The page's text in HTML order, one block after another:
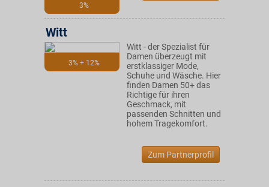
3%
3% + 12%
Witt
Witt - der Spezialist für
Damen überzeugt mit
erstklassiger Mode,
Schuhe und Wäsche. Hier
finden Damen 50+ das
Richtige für ihren
Geschmack, mit
passenden Schnitten und
hohem Tragekomfort.
Zum Partnerprofil